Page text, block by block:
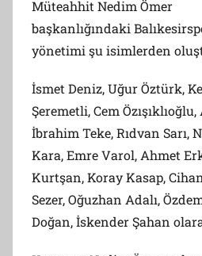
Müteahhit Nedim Ömer
başkanlığındaki
yönetimi şu isimlerden
İsmet Deniz, Uğur Öztürk,
Şeremetli, Cem
İbrahim Teke, Rıdvan Sarı,
Kara, Emre Varol, Ahmet
Kurtşan, Koray Kasap,
Sezer, Oğuzhan Adalı,
Doğan, İskender Şahan